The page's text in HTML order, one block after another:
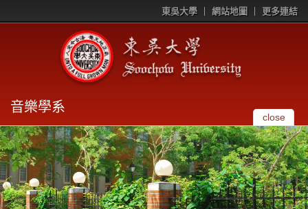
東吳大學 網站地圖 更多連結
音樂學系
close